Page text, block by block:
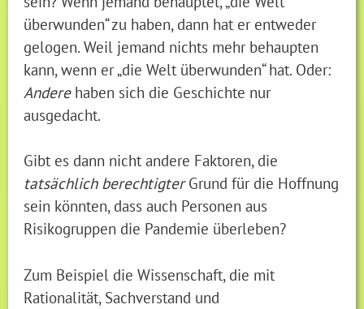
überwunden“ zu haben, dann hat er entweder
gelogen. Weil jemand nichts mehr behaupten
kann, wenn er „die Welt überwunden“ hat. Oder:
Anderehaben sich die Geschichte nur
ausgedacht.
Gibt es dann nicht andere Faktoren, die
tatsächlich berechtigterGrund für die Hoffnung
sein könnten, dass auch Personen aus
Risikogruppen die Pandemie überleben?
Zum Beispiel die Wissenschaft, die mit
Rationalität, Sachverstand und